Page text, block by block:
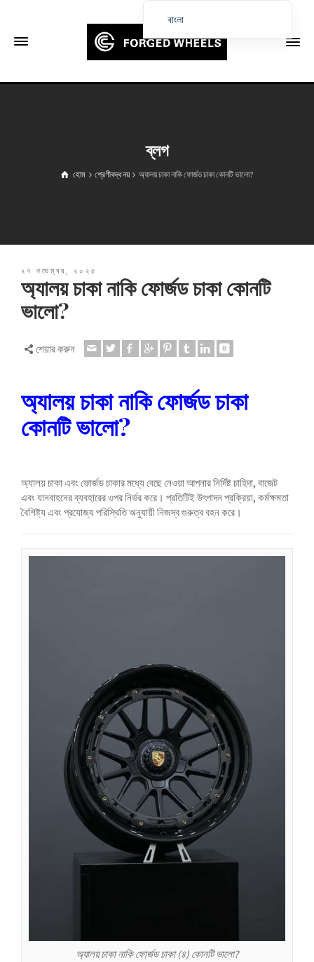
ব্লগ
হোম শ্রেণীবদ্ধ নয় অ্যালয় চাকা নাকি ফোর্জড চাকা কোনটি ভালো?
২৭ নভেম্বর, ২০২৫
অ্যালয় চাকা নাকি ফোর্জড চাকা কোনটি
ভালো?
শেয়ার করুন
অ্যালয় চাকা নাকি ফোর্জড চাকা
কোনটি ভালো?
অ্যালয় চাকা এবং ফোর্জড চাকার মধ্যে বেছে নেওয়া আপনার নির্দিষ্ট চাহিদা, বাজেট
এবং যানবাহনের ব্যবহারের ওপর নির্ভর করে। প্রতিটিই উৎপাদন প্রক্রিয়া, কর্মক্ষমতা
বৈশিষ্ট্য এবং প্রযোজ্য পরিস্থিতি অনুযায়ী নিজস্ব গুরুত্ব বহন করে।
অ্যালয় চাকা নাকি ফোর্জড চাকা (৪) কোনটি ভালো?
বাংলা
English
Русский
العربية
Čeština
Lietuvių kalba
Latviešu valoda
Polski
Română
ไทย
Magyar
Suomi
Eesti
Български
English (South Africa)
English (Canada)
English (Australia)
English (UK)
English (New Zealand)
Español de Argentina